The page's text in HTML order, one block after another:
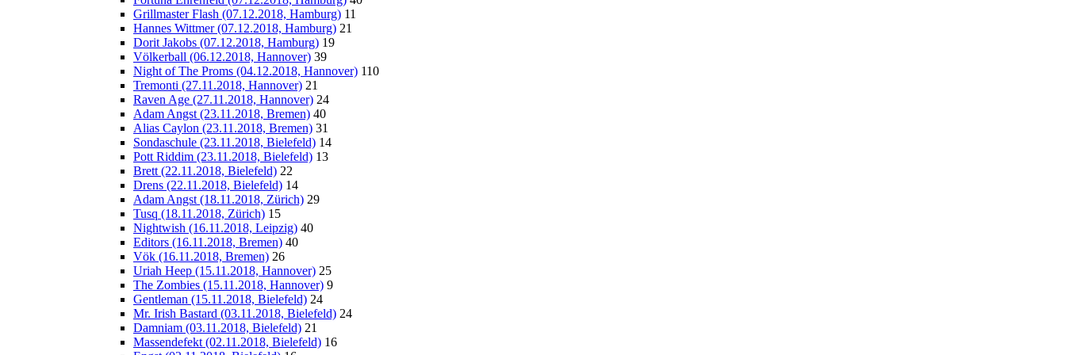
Grillmaster Flash (07.12.2018, Hamburg) 11
Hannes Wittmer (07.12.2018, Hamburg) 21
Dorit Jakobs (07.12.2018, Hamburg) 19
Völkerball (06.12.2018, Hannover) 39
Night of The Proms (04.12.2018, Hannover) 110
Tremonti (27.11.2018, Hannover) 21
Raven Age (27.11.2018, Hannover) 24
Adam Angst (23.11.2018, Bremen) 40
Alias Caylon (23.11.2018, Bremen) 31
Sondaschule (23.11.2018, Bielefeld) 14
Pott Riddim (23.11.2018, Bielefeld) 13
Brett (22.11.2018, Bielefeld) 22
Drens (22.11.2018, Bielefeld) 14
Adam Angst (18.11.2018, Zürich) 29
Tusq (18.11.2018, Zürich) 15
Nightwish (16.11.2018, Leipzig) 40
Editors (16.11.2018, Bremen) 40
Vök (16.11.2018, Bremen) 26
Uriah Heep (15.11.2018, Hannover) 25
The Zombies (15.11.2018, Hannover) 9
Gentleman (15.11.2018, Bielefeld) 24
Mr. Irish Bastard (03.11.2018, Bielefeld) 24
Damniam (03.11.2018, Bielefeld) 21
Massendefekt (02.11.2018, Bielefeld) 16